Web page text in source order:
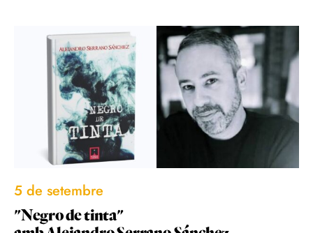
5 de setembre
"Negro de tinta"